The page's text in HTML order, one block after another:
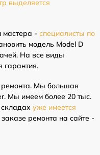
выделяется
- специалисты по
модель Model D
На все виды
гарантия.
Мы большая
Мы имеем более 20 тыс.
уже имеется
ремонта на сайте -